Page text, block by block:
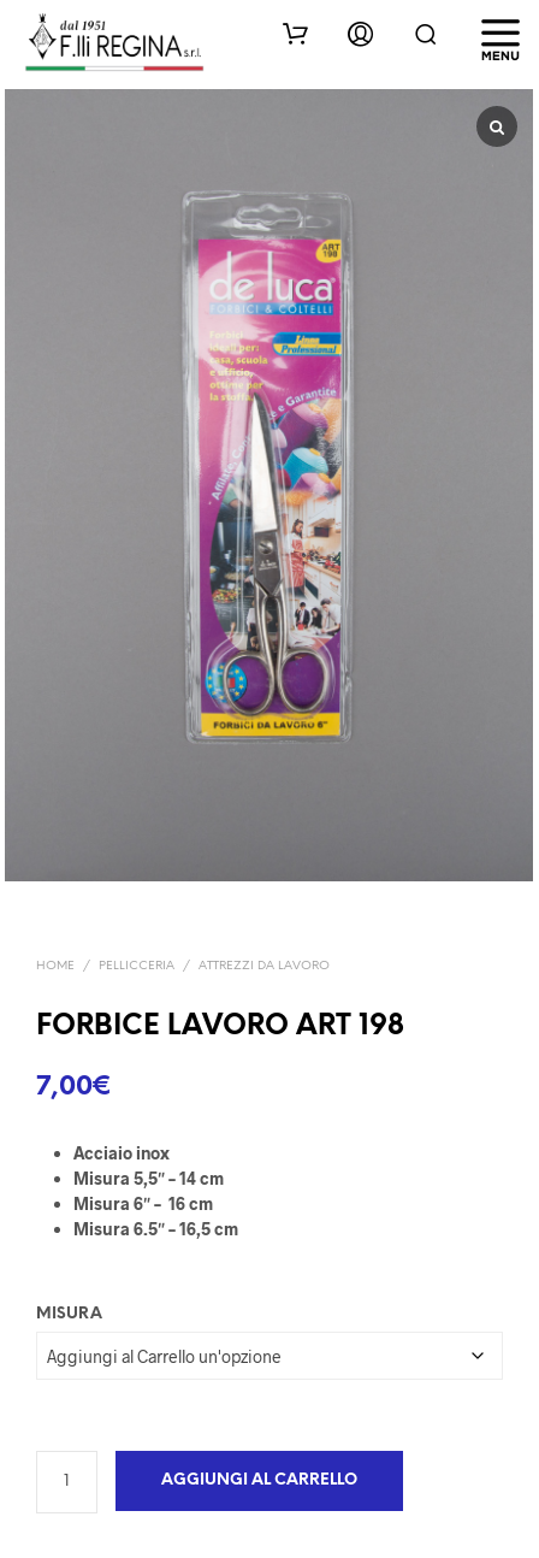
HOME / PELLICCERIA / ATTREZZI DA LAVORO
FORBICE LAVORO ART 198
7,00€
Acciaio inox
Misura 5,5″ – 14 cm
Misura 6″ – 16 cm
Misura 6.5″ – 16,5 cm
MISURA
AGGIUNGI AL CARRELLO